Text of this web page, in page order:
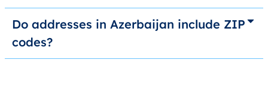
Do addresses in Azerbaijan include ZIP
codes?